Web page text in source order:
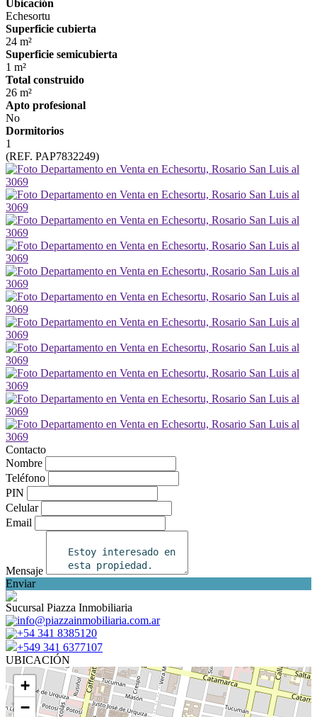
Ubicación
Echesortu
Superficie cubierta
24 m²
Superficie semicubierta
1 m²
Total construido
26 m²
Apto profesional
No
Dormitorios
1
(REF. PAP7832249)
Contacto
Nombre
Teléfono
PIN
Celular
Email
Mensaje
Enviar
Sucursal Piazza Inmobiliaria
info@piazzainmobiliaria.com.ar
+54 341 8385120
+549 341 6377107
UBICACIÓN
+
−